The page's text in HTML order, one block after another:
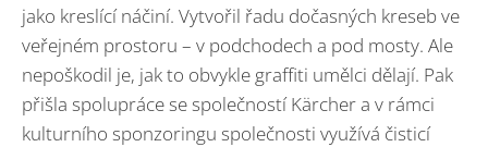
jako kreslící náčiní. Vytvořil řadu dočasných kreseb ve
veřejném prostoru – v podchodech a pod mosty. Ale
nepoškodil je, jak to obvykle graffiti umělci dělají. Pak
přišla spolupráce se společností Kärcher a v rámci
kulturního sponzoringu společnosti využívá čisticí